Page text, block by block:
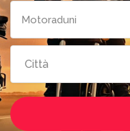
Motoraduni